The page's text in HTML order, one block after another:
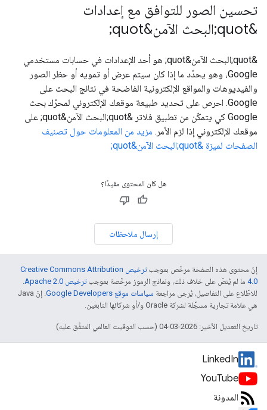
تحسين الصور للتوافق مع إعدادات
&quot;البحث الآمن&quot;
&quot;البحث الآمن&quot; هو أحد الإعدادات في حسابات مستخدمي
Google، وهو يحدّد ما إذا كان سيتم عرض أو تمويه أو حظر الصور
والفيديوهات والمواقع الإلكترونية الفاضحة في نتائج البحث على
Google. احرص على تحديد طبيعة موقعك الإلكتروني لمحرّك بحث
Google كي يتمكّن من تطبيق فلاتر &quot;البحث الآمن&quot; على
موقعك الإلكتروني إذا لزم الأمر. مزيد من المعلومات حول تصنيف
الصفحات لميزة &quot;البحث الآمن&quot;
هل كان المحتوى مفيدًا؟
إرسال ملاحظات
إنّ محتوى هذه الصفحة مرخّص بموجب
ترخيص Creative Commons Attribution
4.0‏ ما لم يُنصّ على خلاف ذلك، ونماذج الرموز مرخّصة بموجبترخيص Apache 2.0‏
للاطّلاع على التفاصيل، يُرجى مراجعة سياسات موقع Google Developers‏
. إنّ Java
هي علامة تجارية مسجَّلة لشركة Oracle و/أو شركائها التابعين.
تاريخ التعديل الأخير: 2026-03-04 (حسب التوقيت العالمي المتفَّق عليه)
LinkedIn
YouTube
المدونة